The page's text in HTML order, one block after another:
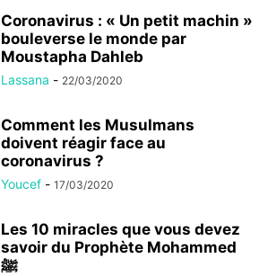
Coronavirus : « Un petit machin »
bouleverse le monde par
Moustapha Dahleb
Lassana - 22/03/2020
Comment les Musulmans
doivent réagir face au
coronavirus ?
Youcef - 17/03/2020
Les 10 miracles que vous devez
savoir du Prophète Mohammed
ﷺ